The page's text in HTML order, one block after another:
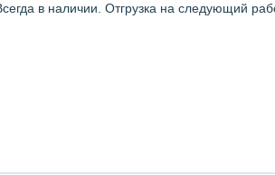
в наличии. Отгрузка на следующий